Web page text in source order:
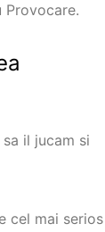
Provocare.
il jucam si
cel mai serios